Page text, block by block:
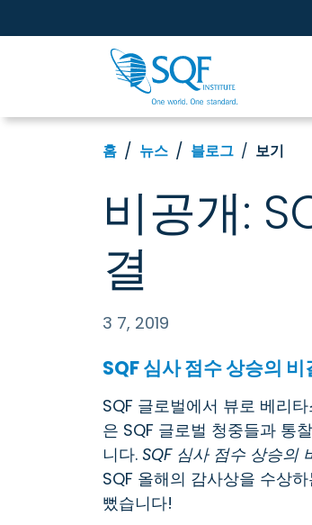
홈 뉴스 블로그 보기
비공개:
결
3 7, 2019
SQF 심사 점수 상승의 비
SQF 글로벌에서 뷰로 베리
은 SQF 글로벌 청중들과 통
니다. SQF 심사 점수 상승의
SQF 올해의 감사상을 수상
뻤습니다!